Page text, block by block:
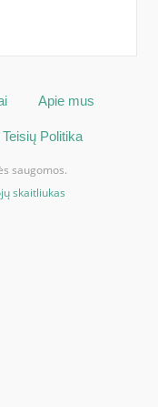
Apie mus
Politika
saugomos.